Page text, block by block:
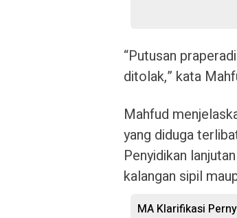
“Putusan
ditolak,” kata
Mahfud
yang diduga
Penyidikan
kalangan sipil
MA Klarifikasi